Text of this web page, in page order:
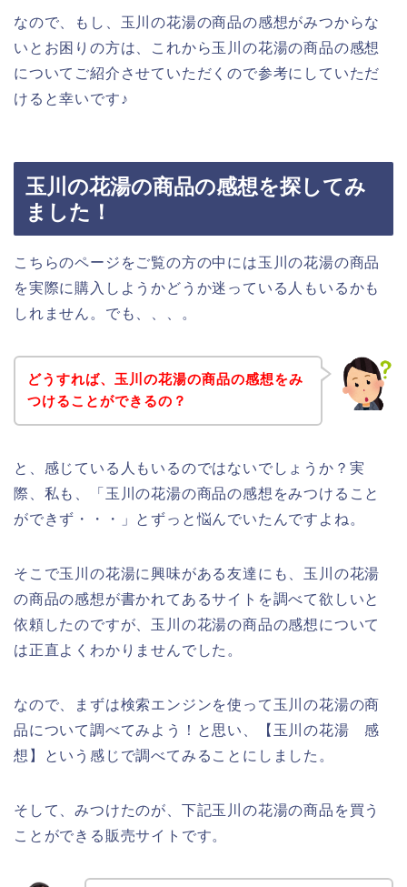
なので、もし、玉川の花湯の商品の感想がみつからな
いとお困りの方は、これから玉川の花湯の商品の感想
についてご紹介させていただくので参考にしていただ
けると幸いです♪
玉川の花湯の商品の感想を探してみ
ました！
こちらのページをご覧の方の中には玉川の花湯の商品
を実際に購入しようかどうか迷っている人もいるかも
しれません。でも、、、。
どうすれば、玉川の花湯の商品の感想をみ
つけることができるの？
と、感じている人もいるのではないでしょうか？実
際、私も、「玉川の花湯の商品の感想をみつけること
ができず・・・」とずっと悩んでいたんですよね。
そこで玉川の花湯に興味がある友達にも、玉川の花湯
の商品の感想が書かれてあるサイトを調べて欲しいと
依頼したのですが、玉川の花湯の商品の感想について
は正直よくわかりませんでした。
なので、まずは検索エンジンを使って玉川の花湯の商
品について調べてみよう！と思い、【玉川の花湯 感
想】という感じで調べてみることにしました。
そして、みつけたのが、下記玉川の花湯の商品を買う
ことができる販売サイトです。